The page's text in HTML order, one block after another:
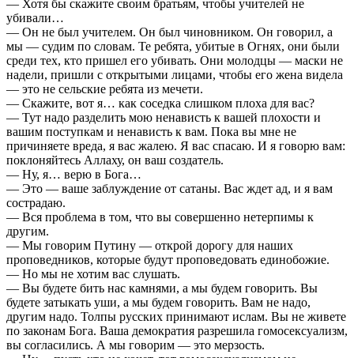
— Хотя бы скажите своим братьям, чтобы учителей не
убивали…
— Он не был учителем. Он был чиновником. Он говорил, а
мы — судим по словам. Те ребята, убитые в Огнях, они были
среди тех, кто пришел его убивать. Они молодцы — маски не
надели, пришли с открытыми лицами, чтобы его жена видела
— это не сельские ребята из мечети.
— Скажите, вот я… как соседка слишком плоха для вас?
— Тут надо разделить мою ненависть к вашей плохости и
вашим поступкам и ненависть к вам. Пока вы мне не
причиняете вреда, я вас жалею. Я вас спасаю. И я говорю вам:
поклоняйтесь Аллаху, он ваш создатель.
— Ну, я… верю в Бога…
— Это — ваше заблуждение от сатаны. Вас ждет ад, и я вам
сострадаю.
— Вся проблема в том, что вы совершенно нетерпимы к
другим.
— Мы говорим Путину — открой дорогу для наших
проповедников, которые будут проповедовать единобожие.
— Но мы не хотим вас слушать.
— Вы будете бить нас камнями, а мы будем говорить. Вы
будете затыкать уши, а мы будем говорить. Вам не надо,
другим надо. Толпы русских принимают ислам. Вы не живете
по законам Бога. Ваша демократия разрешила гомосексуализм,
вы согласились. А мы говорим — это мерзость.